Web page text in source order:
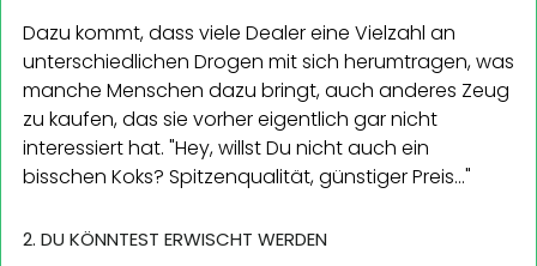
Dazu kommt, dass viele Dealer eine Vielzahl an
unterschiedlichen Drogen mit sich herumtragen, was
manche Menschen dazu bringt, auch anderes Zeug
zu kaufen, das sie vorher eigentlich gar nicht
interessiert hat. "Hey, willst Du nicht auch ein
bisschen Koks? Spitzenqualität, günstiger Preis..."
2. DU KÖNNTEST ERWISCHT WERDEN